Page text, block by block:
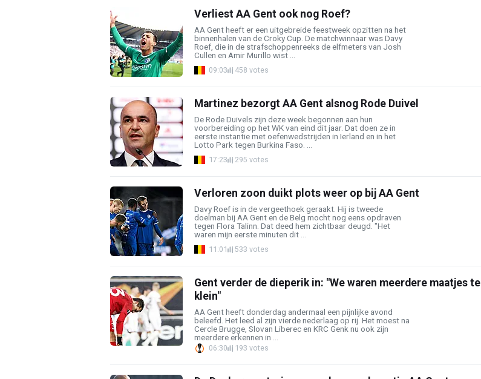
Verliest AA Gent ook nog Roef?
AA Gent heeft er een uitgebreide feestweek opzitten na het
binnenhalen van de Croky Cup. De matchwinnaar was Davy
Roef, die in de strafschoppenreeks de elfmeters van Josh
Cullen en Amir Murillo wist ...
09:03 458 votes
Martinez bezorgt AA Gent alsnog Rode Duivel
De Rode Duivels zijn deze week begonnen aan hun
voorbereiding op het WK van eind dit jaar. Dat doen ze in
eerste instantie met oefenwedstrijden in Ierland en in het
Lotto Park tegen Burkina Faso. ...
17:23 295 votes
Verloren zoon duikt plots weer op bij AA Gent
Davy Roef is in de vergeethoek geraakt. Hij is tweede
doelman bij AA Gent en de Belg mocht nog eens opdraven
tegen Flora Talinn. Dat deed hem zichtbaar deugd. "Het
waren mijn eerste minuten dit ...
11:01 533 votes
Gent verder de dieperik in: "We waren meerdere maatjes te
klein"
AA Gent heeft donderdag andermaal een pijnlijke avond
beleefd. Het leed al zijn vierde nederlaag op rij. Het moest na
Cercle Brugge, Slovan Liberec en KRC Genk nu ook zijn
meerdere erkennen in ...
06:30 193 votes